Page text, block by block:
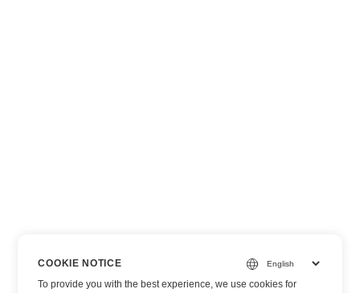
COOKIE NOTICE
To provide you with the best experience, we use cookies for